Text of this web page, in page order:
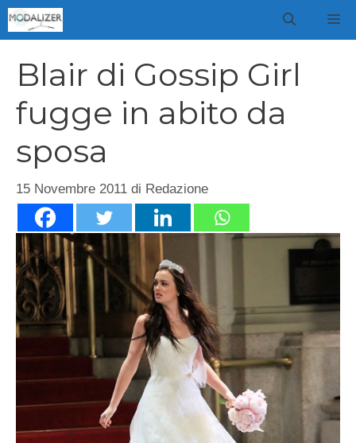
Vai
al
Blair di Gossip Girl
fugge in abito da
sposa
15 Novembre 2011 di Redazione